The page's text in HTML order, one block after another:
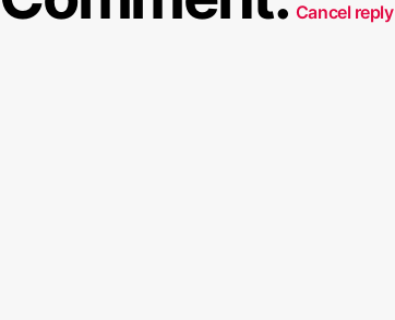
Cancel reply